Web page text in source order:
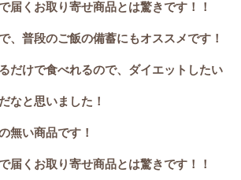
届くお取り寄せ商品とは驚きです！！
、普段のご飯の備蓄にもオススメです！
だけで食べれるので、ダイエットしたい
なと思いました！
無い商品です！
届くお取り寄せ商品とは驚きです！！